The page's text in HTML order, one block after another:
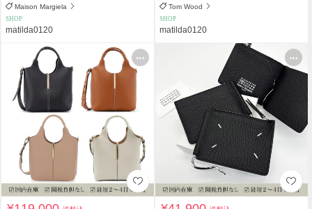
Maison Margiela
SHOP
matilda0120
Tom Wood
SHOP
matilda0120